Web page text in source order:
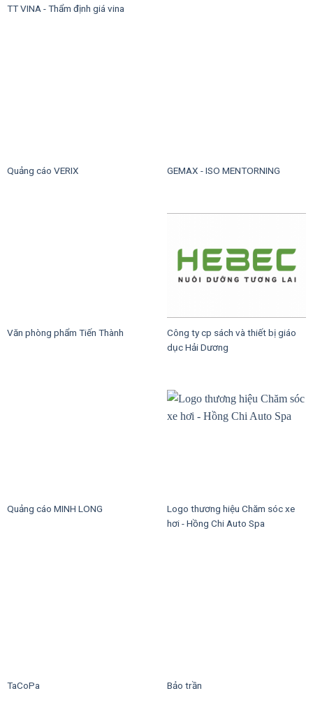
TT VINA - Thẩm định giá vina
Quảng cáo VERIX GEMAX - ISO MENTORNING
Văn phòng phẩm Tiến Thành
Công ty cp sách và thiết bị giáo
dục Hải Dương
Quảng cáo MINH LONG
Logo thương hiệu Chăm sóc xe
hơi - Hồng Chi Auto Spa
TaCoPa Bảo trần